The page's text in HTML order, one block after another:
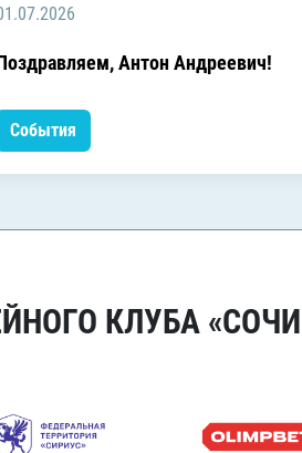
Антон Андреевич!
События
КЛУБА